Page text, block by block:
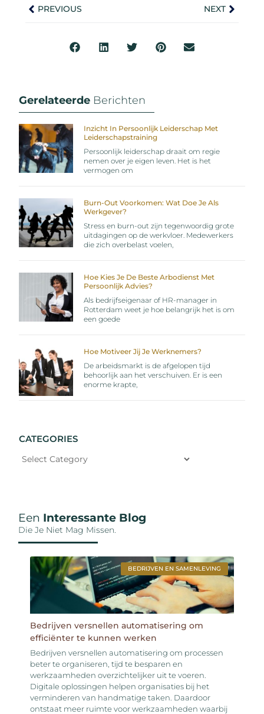
PREVIOUS NEXT
Gerelateerde Berichten
Inzicht In Persoonlijk Leiderschap Met
Leiderschapstraining
Persoonlijk leiderschap draait om regie
nemen over je eigen leven. Het is het
vermogen om
Burn-Out Voorkomen: Wat Doe Je Als
Werkgever?
Stress en burn-out zijn tegenwoordig grote
uitdagingen op de werkvloer. Medewerkers
die zich overbelast voelen,
Hoe Kies Je De Beste Arbodienst Met
Persoonlijk Advies?
Als bedrijfseigenaar of HR-manager in
Rotterdam weet je hoe belangrijk het is om
een goede
Hoe Motiveer Jij Je Werknemers?
De arbeidsmarkt is de afgelopen tijd
behoorlijk aan het verschuiven. Er is een
enorme krapte,
CATEGORIES
Een Interessante Blog
Die Je Niet Mag Missen.
BEDRIJVEN EN SAMENLEVING
Bedrijven versnellen automatisering om
efficiënter te kunnen werken
Bedrijven versnellen automatisering om processen
beter te organiseren, tijd te besparen en
werkzaamheden overzichtelijker uit te voeren.
Digitale oplossingen helpen organisaties bij het
verminderen van handmatige taken. Daardoor
ontstaat meer ruimte voor werkzaamheden waarbij